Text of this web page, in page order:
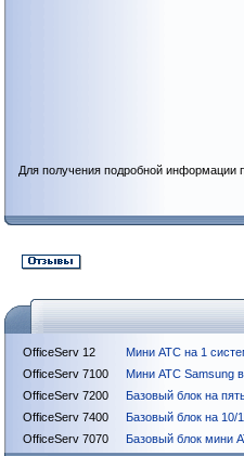
Для получения подробной информации
OfficeServ 12 Мини АТС на 1
OfficeServ 7100
Мини АТС Samsung
OfficeServ 7200
Базовый блок на
OfficeServ 7400
Базовый блок на 10/
OfficeServ 7070
Базовый блок мини